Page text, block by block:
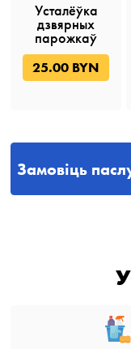
Усталёўка
дзвярных
парожкаў
25.00 BYN
Замовіць